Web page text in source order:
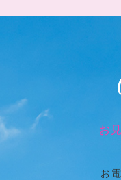
お
お